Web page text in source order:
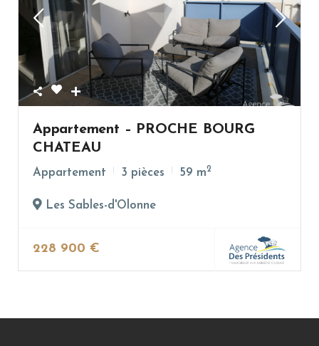
Appartement – PROCHE BOURG
CHATEAU
Appartement 3 pièces 59 m2
Les Sables-d'Olonne
228 900 €